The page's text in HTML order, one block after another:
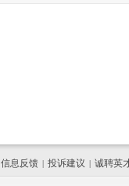
信息反馈 | 投诉建议 | 诚聘英